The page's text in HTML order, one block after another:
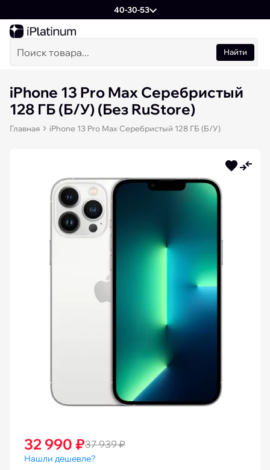
40-30-53
Найти
iPhone 13 Pro Max Серебристый
128 ГБ (Б/У) (Без RuStore)
Главная iPhone 13 Pro Max Серебристый 128 ГБ (Б/У)
32 990 ₽37 939 ₽
Нашли дешевле?